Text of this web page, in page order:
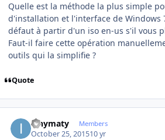
Quelle est la méthode la plus simple
d'installation et l'interface de
défaut à partir d'un iso en-us s'il vous
Faut-il faire cette opération
outils qui la simplifie ?
Quote
ianymaty Members
October 25, 201510 yr